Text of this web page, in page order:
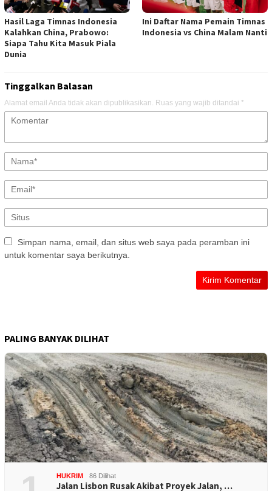
Hasil Laga Timnas Indonesia
Kalahkan China, Prabowo:
Siapa Tahu Kita Masuk Piala
Dunia
Ini Daftar Nama Pemain Timnas
Indonesia vs China Malam Nanti
Tinggalkan Balasan
Alamat email Anda tidak akan dipublikasikan. Ruas yang wajib ditandai *
Simpan nama, email, dan situs web saya pada peramban ini
untuk komentar saya berikutnya.
PALING BANYAK DILIHAT
HUKRIM 86 Dilihat
Jalan Lisbon Rusak Akibat Proyek Jalan, …